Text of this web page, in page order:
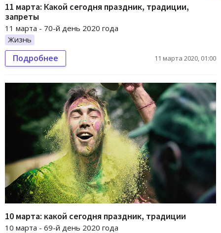
11 марта: Какой сегодня праздник, традиции,
запреты
11 марта - 70-й день 2020 года
Жизнь
Подробнее 11 марта 2020, 01:00
10 марта: какой сегодня праздник, традиции
10 марта - 69-й день 2020 года